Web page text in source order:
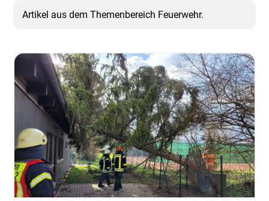
Artikel aus dem Themenbereich Feuerwehr.